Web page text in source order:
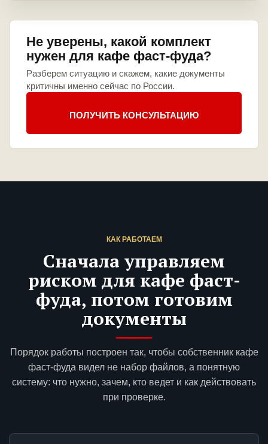
Не уверены, какой комплект
нужен для кафе фаст-фуда?
Разберем ситуацию и скажем, какие документы
критичны именно сейчас по России.
ПОЛУЧИТЬ КОНСУЛЬТАЦИЮ
КАК РАБОТАЕМ
Сначала управляем
риском для кафе фаст-
фуда, потом готовим
документы
Порядок работы построен так, чтобы собственник кафе
фаст-фуда видел не набор файлов, а понятную
систему: что нужно, зачем, кто ведет и как действовать
при проверке.